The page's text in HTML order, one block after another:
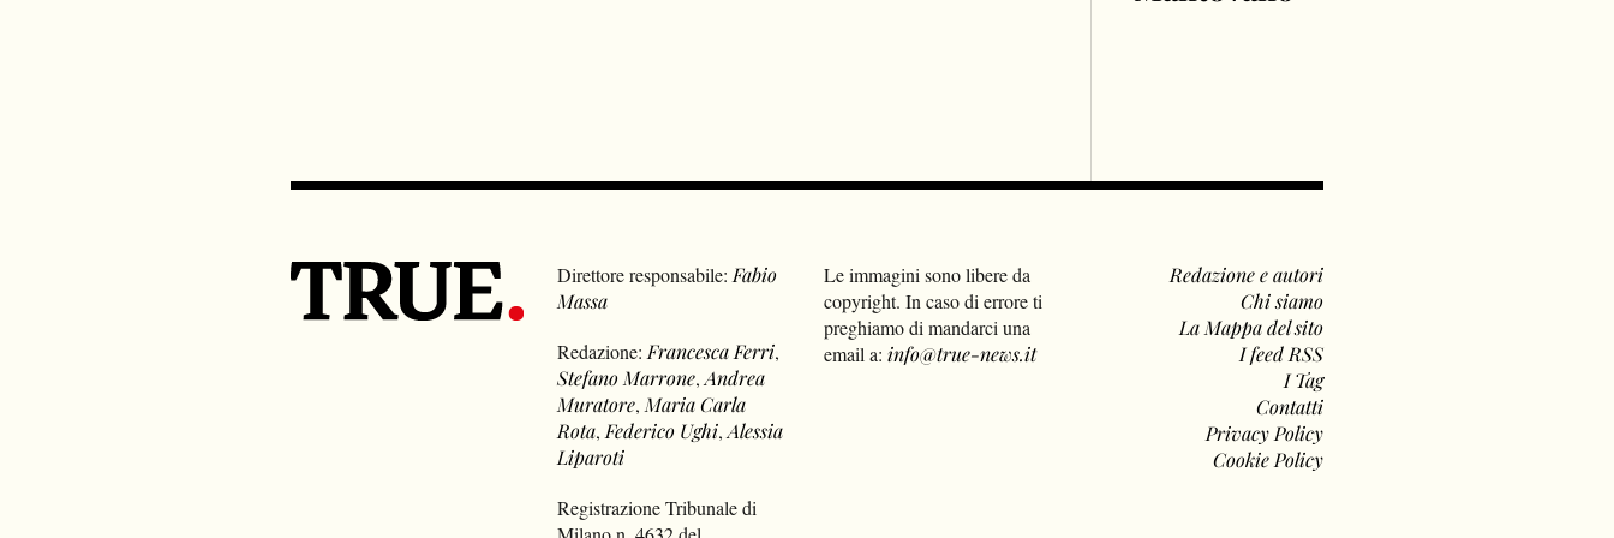
Direttore responsabile: Fabio
Massa
Redazione: Francesca Ferri,
Stefano Marrone,Andrea
Muratore, Maria Carla
Rota, Federico Ughi,Alessia
Liparoti
Registrazione Tribunale di
Le immagini sono libere da
copyright. In caso di errore ti
preghiamo di mandarci una
email a: info@true-news.it
Redazione e autori
Chi siamo
La Mappa del sito
I feed RSS
I Tag
Contatti
Privacy Policy
Cookie Policy